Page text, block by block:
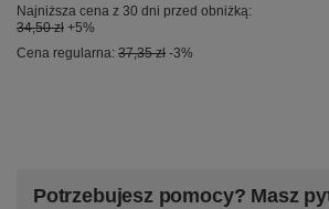
Najniższa cena z 30 dni przed obniżką:
34,50 zł +5%
Cena regularna: 37,35 zł -3%
Potrzebujesz pomocy? Masz